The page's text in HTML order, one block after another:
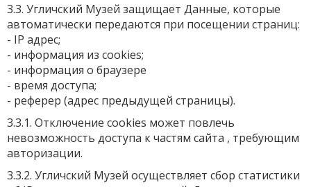
3.3. Угличский Музей защищает Данные, которые
автоматически передаются при посещении страниц:
- IP адрес;
- информация из cookies;
- информация о браузере
- время доступа;
- реферер (адрес предыдущей страницы).
3.3.1. Отключение cookies может повлечь
невозможность доступа к частям сайта , требующим
авторизации.
3.3.2. Угличский Музей осуществляет сбор статистики